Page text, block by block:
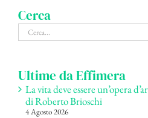
Cerca
Cerca
per:
Ultime da Effimera
La vita deve essere un’opera
di Roberto Brioschi
4 Agosto 2026